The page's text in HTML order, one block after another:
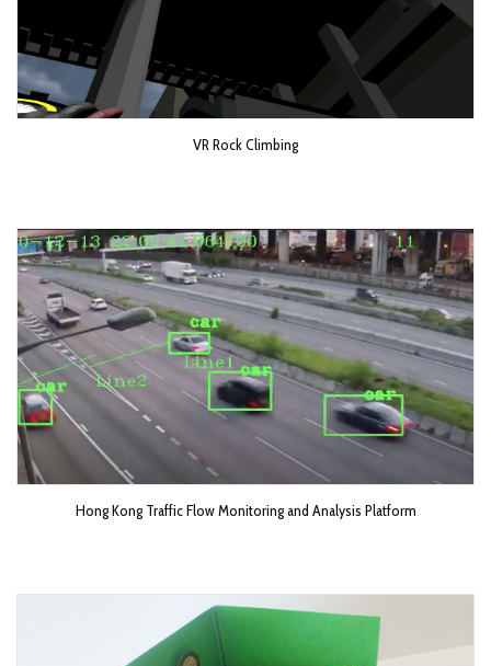
VR Rock Climbing
Hong Kong Traffic Flow Monitoring and Analysis Platform